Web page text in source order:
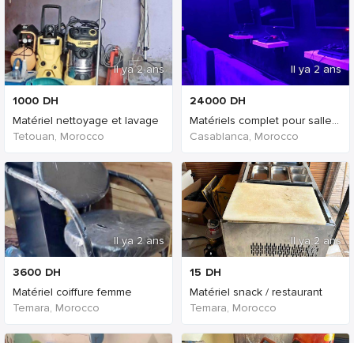
Il ya 2 ans
1000 DH
Matériel nettoyage et lavage
Tetouan, Morocco
Il ya 2 ans
3600 DH
Matériel coiffure femme
Temara, Morocco
Il ya 2 ans
24000 DH
Matériels complet pour salle de jeux playstation
Casablanca, Morocco
Il ya 2 ans
15 DH
Matériel snack / restaurant
Temara, Morocco